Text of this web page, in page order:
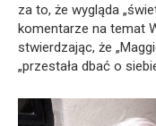
za to, że wygląda
komentarze na temat
stwierdzając, że
„przestała dbać o